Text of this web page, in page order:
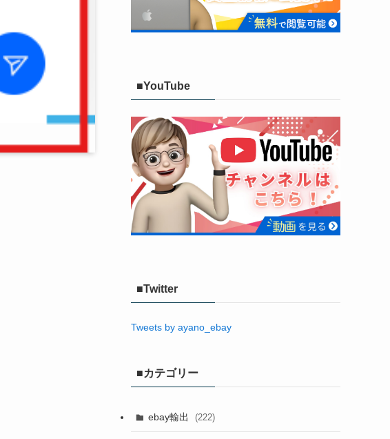
■YouTube
■Twitter
Tweets by ayano_ebay
■カテゴリー
ebay輸出 (222)